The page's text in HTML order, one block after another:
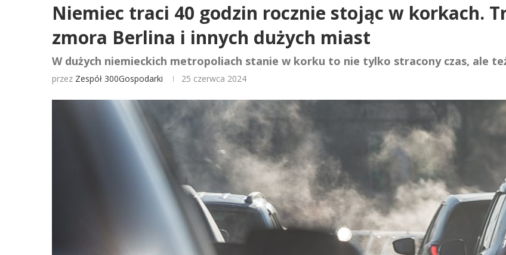
Niemiec traci 40 godzin rocznie stojąc w korkach.
zmora Berlina i innych dużych miast
W dużych niemieckich metropoliach stanie w korku to nie tylko stracony czas, ale
przez Zespół 300Gospodarki 25 czerwca 2024